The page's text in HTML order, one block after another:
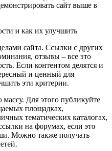
сайт выше в
и как их улучшить
сайта. Ссылки с других
отзывы – все это
Если контентом делятся и
и ценный для
эти критерии.
Для этого публикуйте
площадках,
тематических каталогах,
на форумах, если это
Можно также получать